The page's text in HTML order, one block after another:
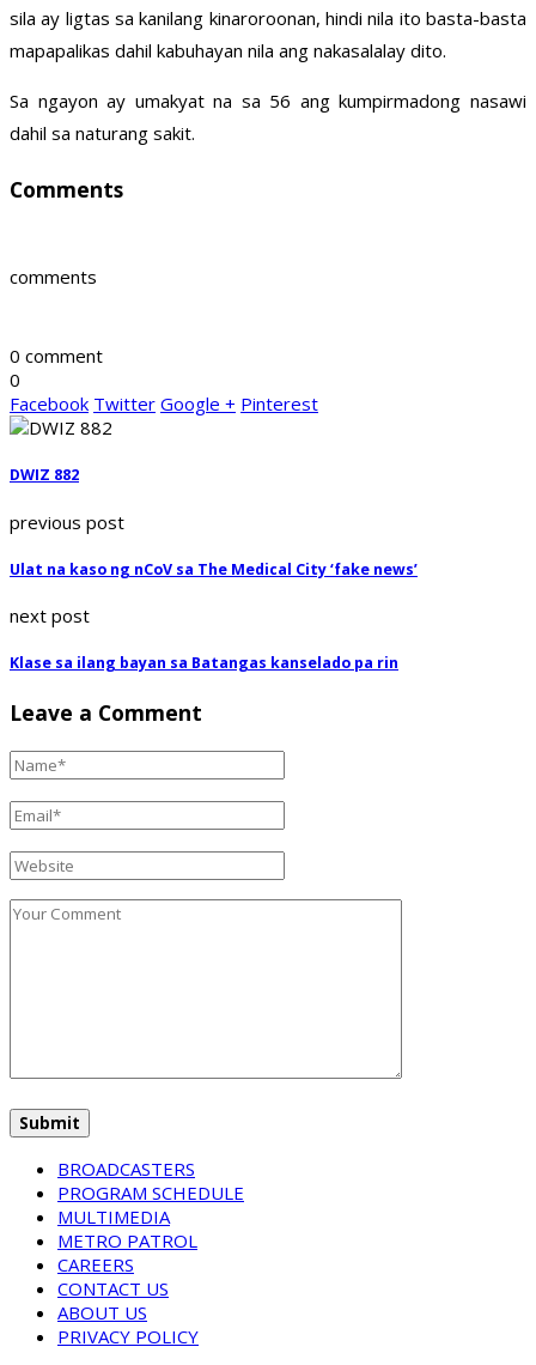
sila ay ligtas sa kanilang kinaroroonan, hindi nila ito basta-basta
mapapalikas dahil kabuhayan nila ang nakasalalay dito.
Sa ngayon ay umakyat na sa 56 ang kumpirmadong nasawi
dahil sa naturang sakit.
Comments
comments
0 comment
0
Facebook Twitter Google + Pinterest
DWIZ 882
previous post
Ulat na kaso ng nCoV sa The Medical City ‘fake news’
next post
Klase sa ilang bayan sa Batangas kanselado pa rin
Leave a Comment
BROADCASTERS
PROGRAM SCHEDULE
MULTIMEDIA
METRO PATROL
CAREERS
CONTACT US
ABOUT US
PRIVACY POLICY